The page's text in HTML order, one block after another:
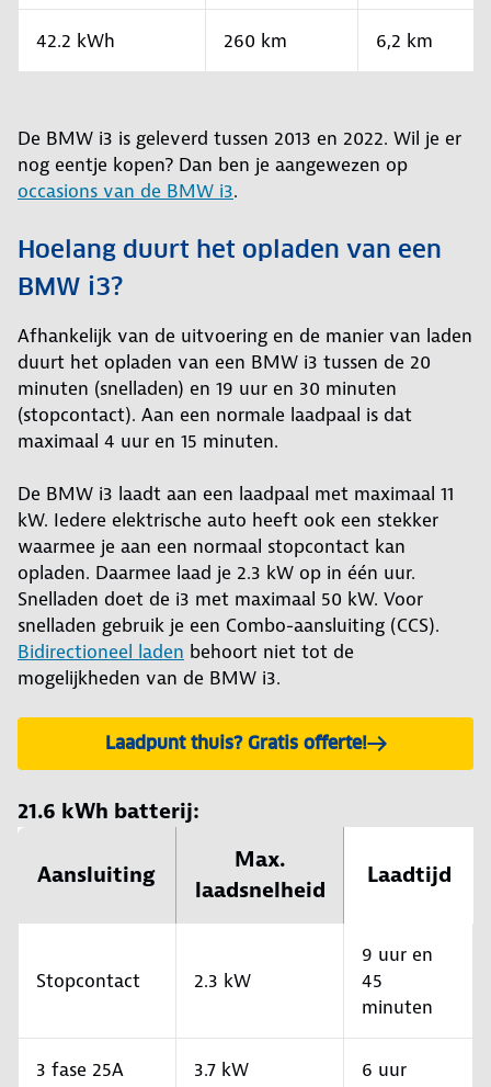
42.2 kWh 260 km 6,2 km
De BMW i3 is geleverd tussen 2013 en 2022. Wil je er
nog eentje kopen? Dan ben je aangewezen op
occasions van de BMW i3.
Hoelang duurt het opladen van een
BMW i3?
Afhankelijk van de uitvoering en de manier van laden
duurt het opladen van een BMW i3 tussen de 20
minuten (snelladen) en 19 uur en 30 minuten
(stopcontact). Aan een normale laadpaal is dat
maximaal 4 uur en 15 minuten.
De BMW i3 laadt aan een laadpaal met maximaal 11
kW. Iedere elektrische auto heeft ook een stekker
waarmee je aan een normaal stopcontact kan
opladen. Daarmee laad je 2.3 kW op in één uur.
Snelladen doet de i3 met maximaal 50 kW. Voor
snelladen gebruik je een Combo-aansluiting (CCS).
Bidirectioneel laden behoort niet tot de
mogelijkheden van de BMW i3.
Laadpunt thuis? Gratis offerte!
21.6 kWh batterij:
Aansluiting
Max.
laadsnelheid
Laadtijd
Stopcontact 2.3 kW
9 uur en
45
minuten
3 fase 25A 3.7 kW 6 uur